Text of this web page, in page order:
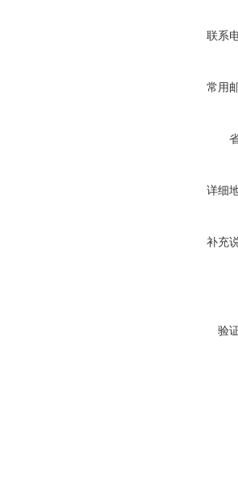
联系
常用
详细
补充
验